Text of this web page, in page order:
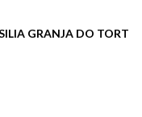
GRANJA DO TORT